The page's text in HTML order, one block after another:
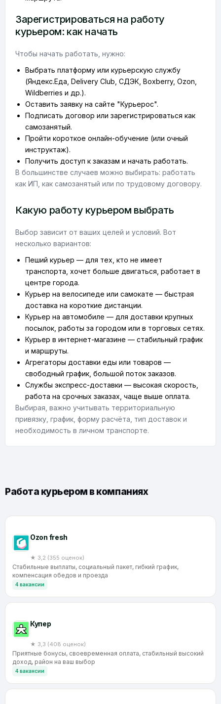
Зарегистрироваться на работу
курьером: как начать
Чтобы начать работать, нужно:
Выбрать платформу или курьерскую службу
(Яндекс.Еда, Delivery Club, СДЭК, Boxberry, Ozon,
Wildberries и др.).
Оставить заявку на сайте "Курьерос".
Подписать договор или зарегистрироваться как
самозанятый.
Пройти короткое онлайн-обучение (или очный
инструктаж).
Получить доступ к заказам и начать работать.
В большинстве случаев можно выбирать: работать
как ИП, как самозанятый или по трудовому договору.
Какую работу курьером выбрать
Выбор зависит от ваших целей и условий. Вот
несколько вариантов:
Пеший курьер — для тех, кто не имеет
транспорта, хочет больше двигаться, работает в
центре города.
Курьер на велосипеде или самокате — быстрая
доставка на короткие дистанции.
Курьер на автомобиле — для доставки крупных
посылок, работы за городом или в торговых сетях.
Курьер в интернет-магазине — стабильный график
и маршруты.
Агрегаторы доставки еды или товаров —
свободный график, большой поток заказов.
Службы экспресс-доставки — высокая скорость,
работа на срочных заказах, чаще выше оплата.
Выбирая, важно учитывать территориальную
привязку, график, форму расчёта, тип доставок и
необходимость в личном транспорте.
Работа курьером в компаниях
Ozon fresh
★ 3,2 (355 оценок)
Стабильные выплаты, социальный пакет, гибкий график,
компенсация обедов и проезда
4 вакансии
Купер
★ 3,3 (408 оценок)
Приятные бонусы, своевременная оплата, стабильный высокий
доход, район на ваш выбор
4 вакансии